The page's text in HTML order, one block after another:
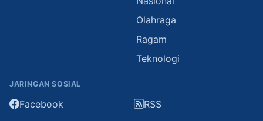
Olahraga
Ragam
Teknologi
JARINGAN SOSIAL
Facebook RSS